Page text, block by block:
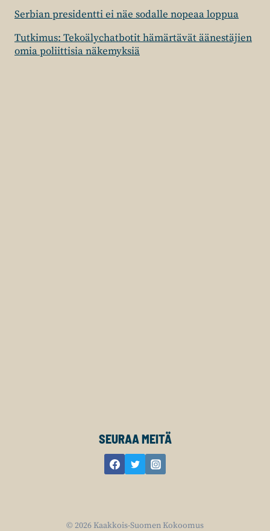
Serbian presidentti ei näe sodalle nopeaa loppua
Tutkimus: Tekoälychatbotit hämärtävät äänestäjien
omia poliittisia näkemyksiä
SEURAA MEITÄ
© 2026 Kaakkois-Suomen Kokoomus